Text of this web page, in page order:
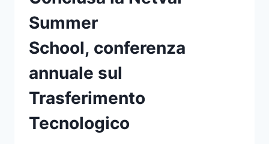
APPLICATIONS
GEOFORENSICS
Summer
School, conferenza
annuale sul
Trasferimento
Tecnologico